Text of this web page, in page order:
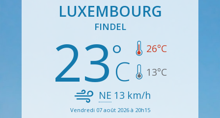
LUXEMBOURG
FINDEL
23 26°C
13°C
NE 13 km/h
Vendredi 07 août 2026 à 20h15